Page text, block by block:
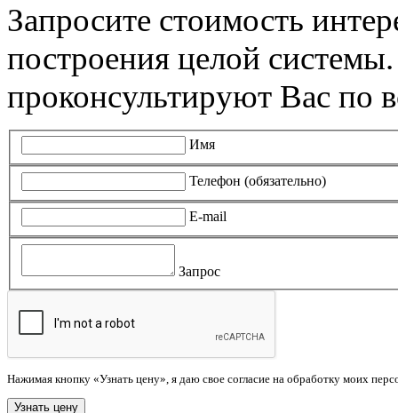
Запросите стоимость
построения целой
проконсультируют Вас по
Имя
Телефон (обязательно)
E-mail
Запрос
Нажимая кнопку «Узнать цену», я даю свое согласие на обработку моих